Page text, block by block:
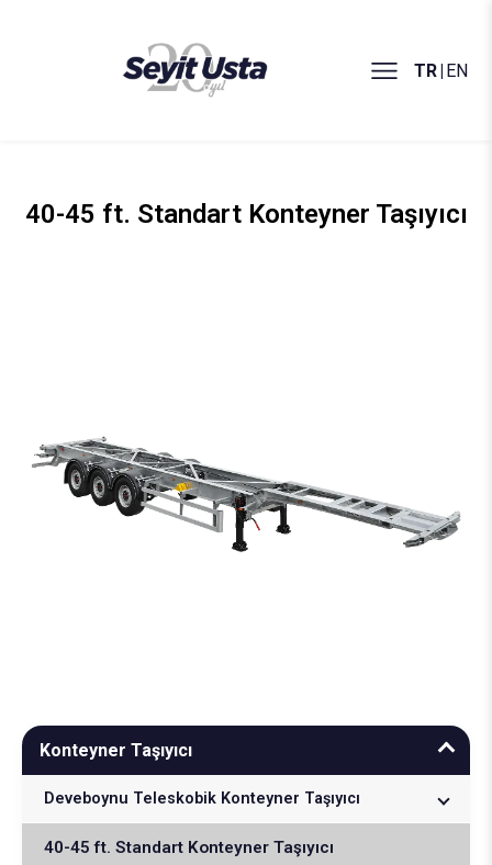
TR| EN
40-45 ft. Standart Konteyner Taşıyıcı
Konteyner Taşıyıcı
Deveboynu Teleskobik Konteyner Taşıyıcı
40 ft Deveboynu Teleskobik Konteyner Taşıyıcı
40-45 ft. Standart Konteyner Taşıyıcı